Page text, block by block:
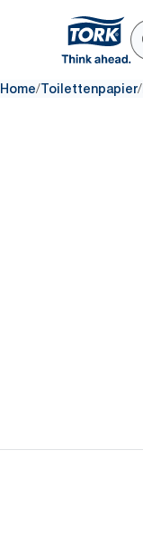
Home/Toilettenpapier/